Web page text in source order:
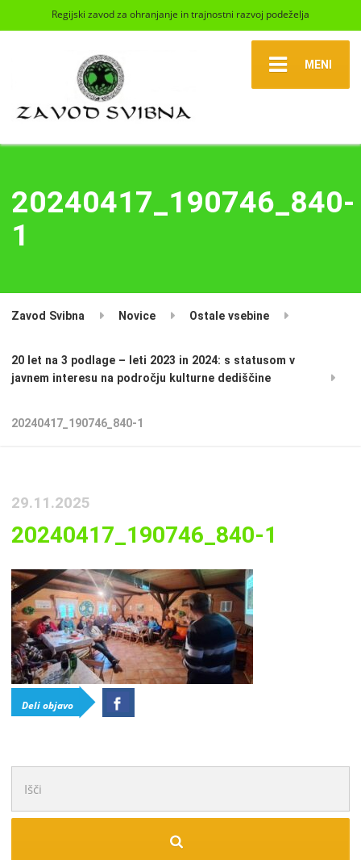
Regijski zavod za ohranjanje in trajnostni razvoj podeželja
MENI
20240417_190746_840-
1
Zavod Svibna Novice Ostale vsebine
20 let na 3 podlage – leti 2023 in 2024: s statusom v
javnem interesu na področju kulturne dediščine
20240417_190746_840-1
29.11.2025
20240417_190746_840-1
Deli objavo